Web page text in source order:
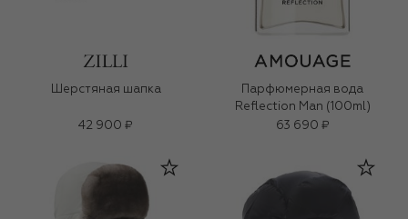
Шерстяная шапка
42 900 ₽
Парфюмерная вода
Reflection Man (100ml)
63 690 ₽